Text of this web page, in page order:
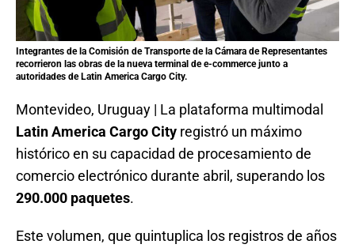
Integrantes de la Comisión de Transporte de la Cámara de Representantes
recorrieron las obras de la nueva terminal de e-commerce junto a
autoridades deLatin America Cargo City.
Montevideo, Uruguay | La plataforma multimodal
Latin America Cargo City registró un máximo
histórico en su capacidad de procesamiento de
comercio electrónico durante abril, superando los
290.000 paquetes.
Este volumen, que quintuplica los registros de años